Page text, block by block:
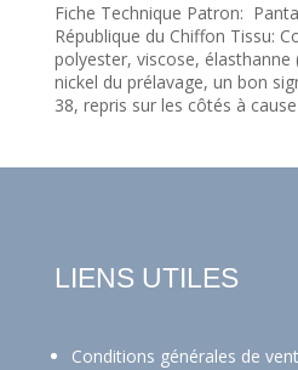
Fiche Technique Patron:
République du Chiffon Tissu:
polyester, viscose, élasthanne
nickel du prélavage, un bon
38, repris sur les côtés à cause
LIENS UTILES
Conditions générales de